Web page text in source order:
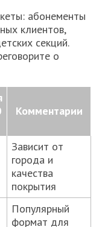
абонементы
клиентов,
секций.
о
Комментарии
Зависит от
города и
качества
покрытия
Популярный
формат для